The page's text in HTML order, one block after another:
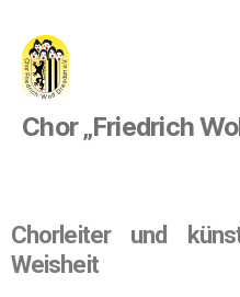
Chor „Friedrich
Chorleiter und
Weisheit